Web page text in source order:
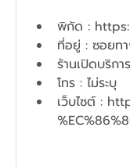
พิกัด :
ที่อยู่ : ซอยท
ร้านเปิดบริก
โทร : ไม่ระบุ
เว็บไซต์ :